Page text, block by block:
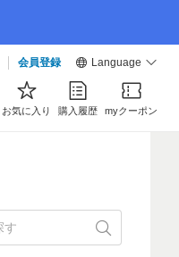
会員登録 Language
お気に入り 購入履歴 myクーポン